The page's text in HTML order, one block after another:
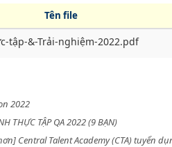
Tên file
tập-&-Trải-nghiệm-2022.pdf
2022
THỰC TẬP QA 2022 (9 BẠN)
Central Talent Academy (CTA) tuyển